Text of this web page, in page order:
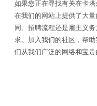
如果您正在寻找有关在卡
在我们的网站上提供了大
同、招聘流程还是雇主义
求。加入我们的社区，帮
们从我们广泛的网络和宝贵